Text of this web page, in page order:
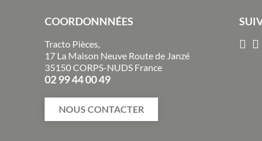
COORDONNNÉES
Tracto Pièces,
17 La Maison Neuve Route de Janzé
35150 CORPS-NUDS France
02 99 44 00 49
NOUS CONTACTER